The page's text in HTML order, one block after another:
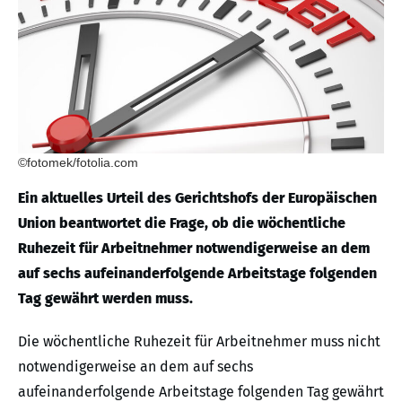
©fotomek/fotolia.com
Ein aktuelles Urteil des Gerichtshofs der Europäischen
Union beantwortet die Frage, ob die wöchentliche
Ruhezeit für Arbeitnehmer notwendigerweise an dem
auf sechs aufeinanderfolgende Arbeitstage folgenden
Tag gewährt werden muss.
Die wöchentliche Ruhezeit für Arbeitnehmer muss nicht
notwendigerweise an dem auf sechs
aufeinanderfolgende Arbeitstage folgenden Tag gewährt